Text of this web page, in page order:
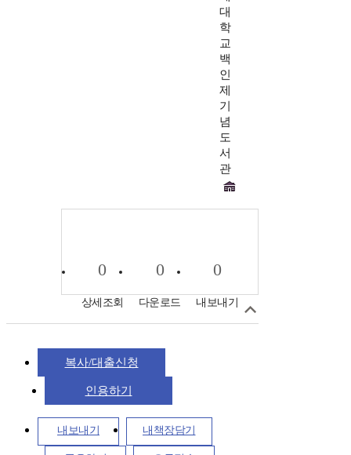
대
학
교
백
인
제
기
념
도
서
관
0
상세조회
0
다운로드
0
내보내기
복사/대출신청
인용하기
내보내기 내책장담기